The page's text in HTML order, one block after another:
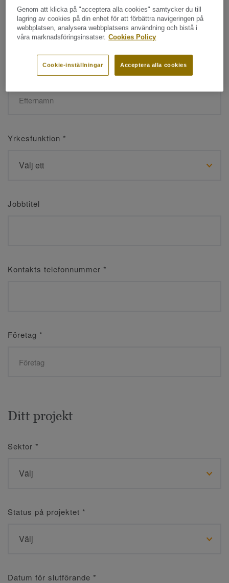
Namn*
Efternamn*
Yrkesfunktion *
Jobbtitel
Kontakts telefonnummer *
Företag *
Ditt projekt
Sektor *
Status på projektet *
Datum för slutförande *
Genom att klicka på "acceptera alla cookies" samtycker du till
lagring av cookies på din enhet för att förbättra navigeringen på
webbplatsen, analysera webbplatsens användning och bistå i
våra marknadsföringsinsatser. Cookies Policy
Acceptera alla cookies
Cookie-inställningar